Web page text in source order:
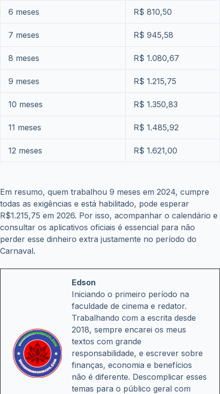
6 meses R$ 810,50
7 meses R$ 945,58
8 meses R$ 1.080,67
9 meses R$ 1.215,75
10 meses R$ 1.350,83
11 meses R$ 1.485,92
12 meses R$ 1.621,00
Em resumo, quem trabalhou 9 meses em 2024, cumpre
todas as exigências e está habilitado, pode esperar
R$1.215,75 em 2026. Por isso, acompanhar o calendário e
consultar os aplicativos oficiais é essencial para não
perder esse dinheiro extra justamente no período do
Carnaval.
Edson
Iniciando o primeiro período na
faculdade de cinema e redator.
Trabalhando com a escrita desde
2018, sempre encarei os meus
textos com grande
responsabilidade, e escrever sobre
finanças, economia e benefícios
não é diferente. Descomplicar esses
temas para o público geral com